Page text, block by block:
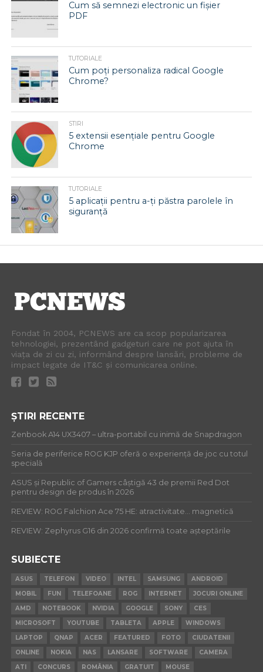
Cum să semnezi electronic un fișier
PDF
TUTORIALE
Cum poți personaliza radical Google
Chrome?
STIRI
5 extensii esențiale pentru Google
Chrome
TUTORIALE
5 aplicații pentru a-ți păstra parolele în
siguranță
Fondat în 2004, PCNEWS are ca scop popularizarea
tehnologiei, prezentând gadgeturi care ne pot ajuta în
viața de zi cu zi, informând despre lansări, probleme de
impact legate de IT&C și comunicarea online.
ȘTIRI RECENTE
Zenbook A14 UX3407 – ultra-portabil cu inimă de Snapdragon
Seria de periferice ROG KJP oferă o experiență de joc cu totul
specială
ASUS și Republic of Gamers câștigă 43 de premii Red Dot
pentru design de produs în 2026
REVIEW: ROG Falchion Ace 75 HE: atractivitate… magnetică
REVIEW: Zephyrus G16 din 2026 confirmă toate așteptările
SUBIECTE
ASUS TELEFON VIDEO INTEL SAMSUNG
ANDROID
MOBIL
FUN TELEFOANE ROG INTERNET
JOCURI ONLINE
AMD
NOTEBOOK NVIDIA GOOGLE SONY
CES
MICROSOFT
YOUTUBE TABLETA APPLE
WINDOWS
LAPTOP
QNAP ACER FEATURED FOTO
CIUDATENII
ONLINE
NOKIA NAS LANSARE SOFTWARE
CAMERA
ATI
CONCURS ROMÂNIA GRATUIT MOUSE